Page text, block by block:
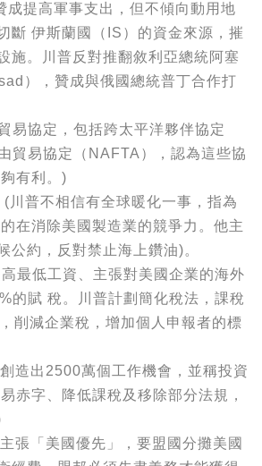
提高軍事支出，但不傾向動用地
斷 伊斯蘭國（IS）的資金來源，摧
施。川普反對推翻敘利亞總統阿塞
），贊成與俄國總統普丁合作打
易協定，包括跨太平洋夥伴協定
貿易協定（NAFTA），認為這些協
有利。)
川普不相信有全球暖化一事，指為
在消除美國製造業的競爭力。他主
公約，反對禁止海上鑽油)。
最低工資、主張對美國企業的海外
的賦 稅。川普計劃簡化稅法，課稅
削減企業稅，增加個人申報者的標
造出2500萬個工作機會，並稱投資
赤字、降低課稅及移除部分法規，
張「美國優先」，要盟國分攤美國